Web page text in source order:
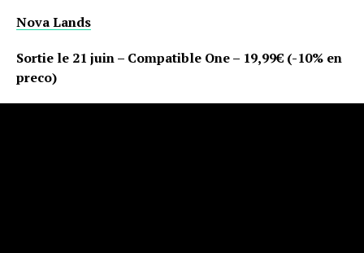
Nova Lands
Sortie le 21 juin – Compatible One – 19,99€ (-10% en
preco)